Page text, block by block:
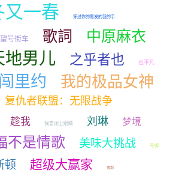
又一春 穿过你的黑发的我的手
号街车 歌詞 中原麻衣
地男儿 之乎者也 也平凡
里约 我的极品女神
复仇者联盟：无限战争
趁我 我要闭上眼睛 刘琳
梦境
不是情歌 美味大挑战 夺帅
顿 超级大赢家 雪莉